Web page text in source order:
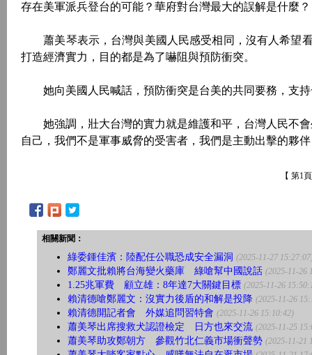
存在美軍派兵登台的可能？華府對台灣最大的誤解是什麼？
蕭美琴表示，台灣與美國人民感受相同，沒有人希望
打造經濟實力，目的都是為了嚇阻與預防衝突。
她向美國人民喊話，預防衝突是台美的共同要務，支持
她強調，壯大台灣的實力就是維護和平，台灣人民不會
自己，我們不是軍事威脅的受害者，我們是主動出擊的夥
【 第1
相關新聞：
綠委鍾佳濱：陸配任公職恐成安全漏洞 (2025-11-27
鄭麗文批賴將台海變火藥庫 綠嗆幫中國說話 (2025-11-26
1.25兆軍費 顧立雄：8年達7大關鍵目標 (2025-11-26
賴清德嗆鄭麗文：沒實力後盾的和解是投降 (2025-11-26
賴清德開記者會 外媒追問習特會 (2025-11-26 15:10:42)
蕭美琴出席搜救犬認證檢定 日方也來交流 (2025-11-25
蕭美琴助攻鄭朝方 參觀竹北仁義市場衝聲勢 (2025-11-21